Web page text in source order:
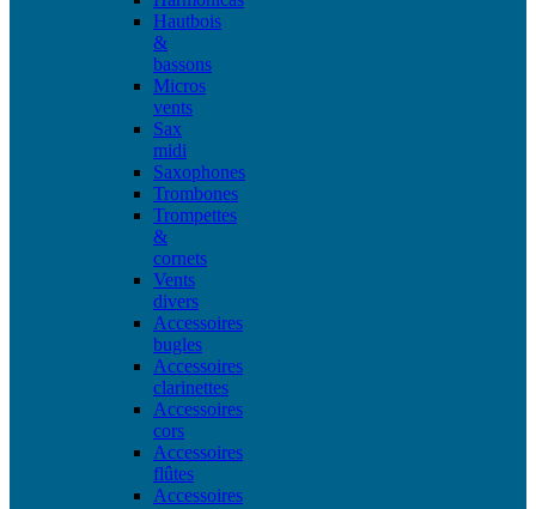
Hautbois
&
bassons
Micros
vents
Sax
midi
Saxophones
Trombones
Trompettes
&
cornets
Vents
divers
Accessoires
bugles
Accessoires
clarinettes
Accessoires
cors
Accessoires
flûtes
Accessoires